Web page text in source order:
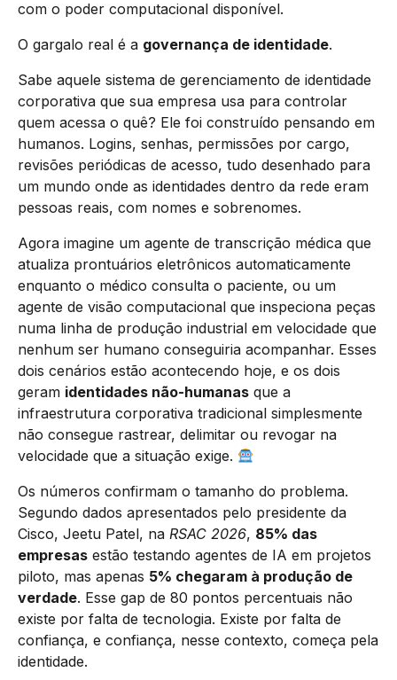
com o poder computacional disponível.
O gargalo real é a governança de identidade.
Sabe aquele sistema de gerenciamento de identidade
corporativa que sua empresa usa para controlar
quem acessa o quê? Ele foi construído pensando em
humanos. Logins, senhas, permissões por cargo,
revisões periódicas de acesso, tudo desenhado para
um mundo onde as identidades dentro da rede eram
pessoas reais, com nomes e sobrenomes.
Agora imagine um agente de transcrição médica que
atualiza prontuários eletrônicos automaticamente
enquanto o médico consulta o paciente, ou um
agente de visão computacional que inspeciona peças
numa linha de produção industrial em velocidade que
nenhum ser humano conseguiria acompanhar. Esses
dois cenários estão acontecendo hoje, e os dois
geram identidades não-humanas que a
infraestrutura corporativa tradicional simplesmente
não consegue rastrear, delimitar ou revogar na
velocidade que a situação exige.
Os números confirmam o tamanho do problema.
Segundo dados apresentados pelo presidente da
Cisco, Jeetu Patel, na RSAC 2026, 85% das
empresas estão testando agentes de IA em projetos
piloto, mas apenas 5% chegaram à produção de
verdade. Esse gap de 80 pontos percentuais não
existe por falta de tecnologia. Existe por falta de
confiança, e confiança, nesse contexto, começa pela
identidade.